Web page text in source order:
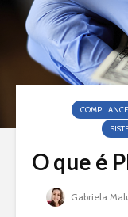
COMPLIANCE
O que é
Gabriela